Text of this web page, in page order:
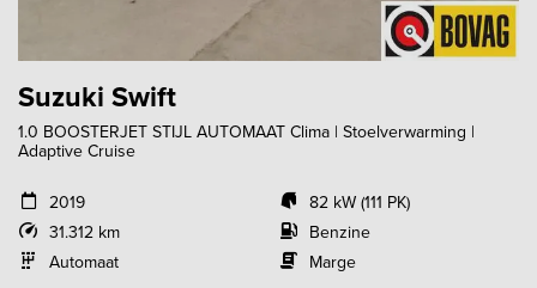
Suzuki Swift
1.0 BOOSTERJET STIJL AUTOMAAT Clima | Stoelverwarming |
Adaptive Cruise
2019
31.312 km
Automaat
82 kW (111 PK)
Benzine
Marge